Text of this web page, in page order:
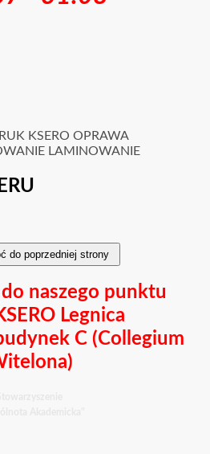
KSERO OPRAWA
LAMINOWANIE
naszego punktu
Legnica
C (Collegium